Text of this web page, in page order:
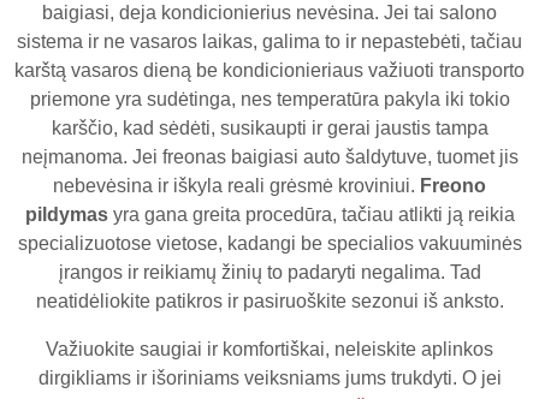
baigiasi, deja kondicionierius nevėsina. Jei tai salono
sistema ir ne vasaros laikas, galima to ir nepastebėti, tačiau
karštą vasaros dieną be kondicionieriaus važiuoti transporto
priemone yra sudėtinga, nes temperatūra pakyla iki tokio
karščio, kad sėdėti, susikaupti ir gerai jaustis tampa
neįmanoma. Jei freonas baigiasi auto šaldytuve, tuomet jis
nebevėsina ir iškyla reali grėsmė kroviniui. Freono
pildymasyra gana greita procedūra, tačiau atlikti ją reikia
specializuotose vietose, kadangi be specialios vakuuminės
įrangos ir reikiamų žinių to padaryti negalima. Tad
neatidėliokite patikros ir pasiruoškite sezonui iš anksto.
Važiuokite saugiai ir komfortiškai, neleiskite aplinkos
dirgikliams ir išoriniams veiksniams jums trukdyti. O jei